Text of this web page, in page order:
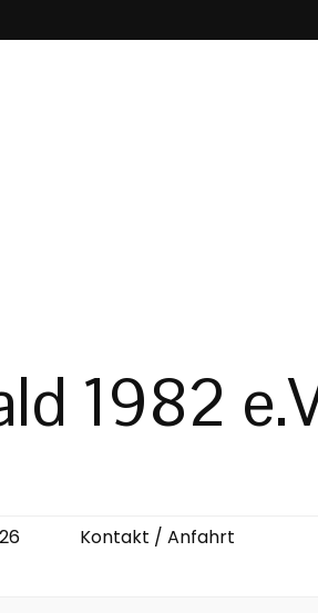
1982
Kontakt / Anfahrt